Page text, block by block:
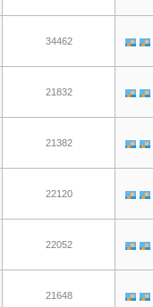
34462
21832
21382
22120
22052
21648